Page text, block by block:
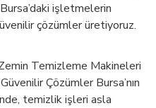
işletmelerin
çözümler üretiyoruz.
Temizleme Makineleri
Çözümler Bursa’nın
temizlik işleri asla